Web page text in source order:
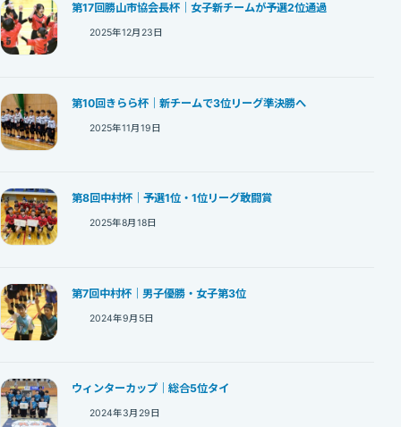
第17回勝山市協会長杯｜女子新チームが予選2位通過
2025年12月23日
第10回きらら杯｜新チームで3位リーグ準決勝へ
2025年11月19日
第8回中村杯｜予選1位・1位リーグ敢闘賞
2025年8月18日
第7回中村杯｜男子優勝・女子第3位
2024年9月5日
ウィンターカップ｜総合5位タイ
2024年3月29日